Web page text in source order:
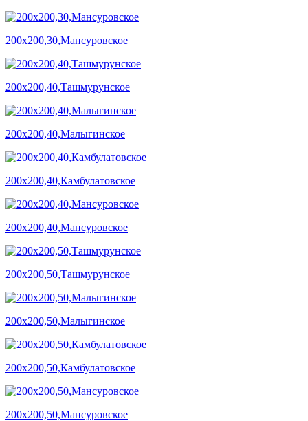
200х200,30,Мансуровское
200х200,40,Ташмурунское
200х200,40,Малыгинское
200х200,40,Камбулатовское
200х200,40,Мансуровское
200х200,50,Ташмурунское
200х200,50,Малыгинское
200х200,50,Камбулатовское
200х200,50,Мансуровское